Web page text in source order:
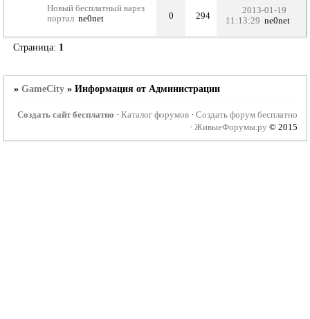
Новый бесплатный варез
портал ne0net 0 294
2013-01-19
11:13:29 ne0net
Страница: 1
» GameCity » Информация от Администрации
Создать сайт бесплатно ·Каталог форумов ·Создать форум бесплатно
·ЖивыеФорумы.ру © 2015